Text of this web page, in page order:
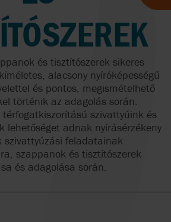
és tisztítószerek sikeres
alacsony nyíróképességű
és pontos, megismételhető
történik az adagolás során.
térfogatkiszorítású szivattyúink és
lehetőséget adnak nyírásérzékeny
szivattyúzási feladatainak
szappanok és tisztítószerek
és adagolása során.